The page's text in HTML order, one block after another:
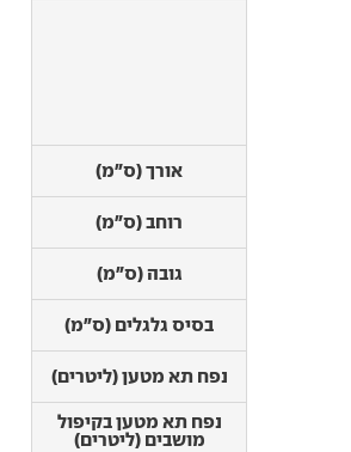
במושב האחורי
אבזור בטיחותי נוסף
אורך (ס"מ)
רוחב (ס"מ)
גובה (ס"מ)
בסיס גלגלים (ס"מ)
נפח תא מטען (ליטרים)
נפח תא מטען בקיפול
מושבים (ליטרים)
גובה (ס"מ)
בסיס גלגלים (ס"מ)
נפח תא מטען (ליטרים)
נפח תא מטען בקיפול
מושבים (ליטרים)
משקל עצמי (ק"ג)
משקל כולל (ק"ג)
כושר העמסה (ק"ג)
כושר גרירה ללא בלמים